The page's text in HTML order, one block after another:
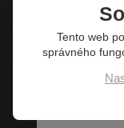
Tento web
správného